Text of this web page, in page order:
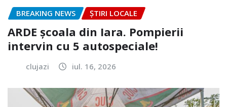
BREAKING NEWS ȘTIRI LOCALE
ARDE școala din Iara. Pompierii
intervin cu 5 autospeciale!
clujazi iul. 16, 2026